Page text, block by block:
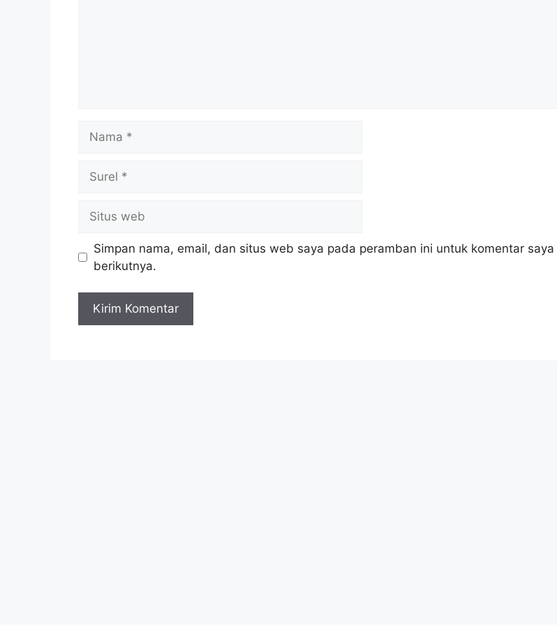
web
Simpan nama, email, dan situs web saya pada peramban ini untuk komentar saya
berikutnya.